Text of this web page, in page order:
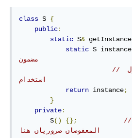
class S {
public:
static S& getInstance
static S instance
مضمون
// تُستنسخ عند أوّل
استخدام
return instance;
}
private:
        S
() {};
// القوسان
المعقوصان ضروريان هنا